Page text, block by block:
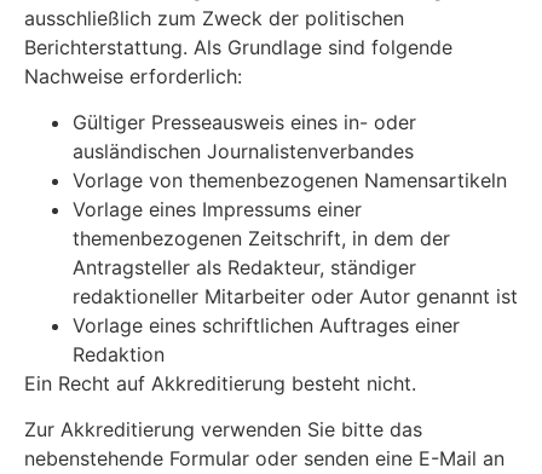
ausschließlich zum Zweck der politischen
Berichterstattung. Als Grundlage sind folgende
Nachweise erforderlich:
Gültiger Presseausweis eines in- oder
ausländischen Journalistenverbandes
Vorlage von themenbezogenen Namensartikeln
Vorlage eines Impressums einer
themenbezogenen Zeitschrift, in dem der
Antragsteller als Redakteur, ständiger
redaktioneller Mitarbeiter oder Autor genannt ist
Vorlage eines schriftlichen Auftrages einer
Redaktion
Ein Recht auf Akkreditierung besteht nicht.
Zur Akkreditierung verwenden Sie bitte das
nebenstehende Formular oder senden eine E-Mail an